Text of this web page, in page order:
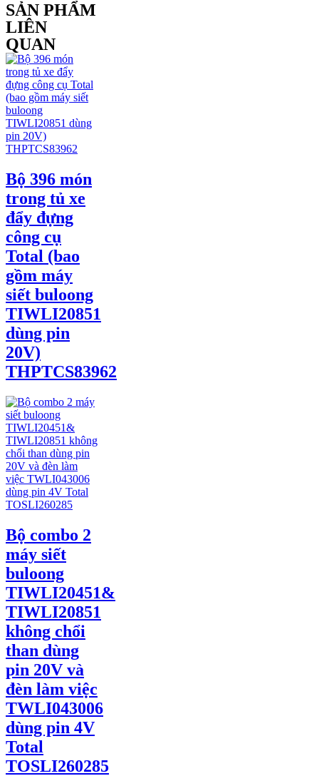
SẢN PHẨM
LIÊN
QUAN
Bộ 396 món
trong tủ xe
đẩy đựng
công cụ
Total (bao
gồm máy
siết buloong
TIWLI20851
dùng pin
20V)
THPTCS83962
Bộ combo 2
máy siết
buloong
TIWLI20451&
TIWLI20851
không chổi
than dùng
pin 20V và
đèn làm việc
TWLI043006
dùng pin 4V
Total
TOSLI260285